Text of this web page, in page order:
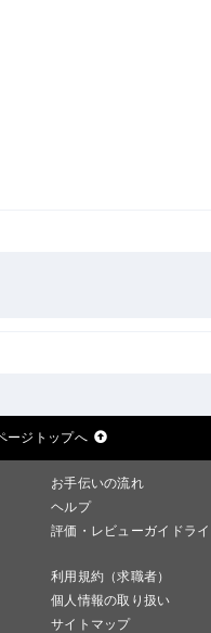
ージトップへ
お手伝いの流れ
ヘルプ
評価・レビューガイドラ
利用規約（求職者）
個人情報の取り扱い
サイトマップ